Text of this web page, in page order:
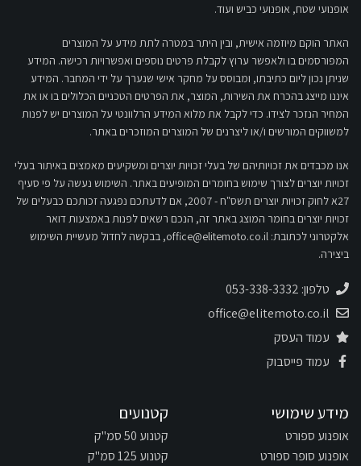
אופנועי שטח, אופנועי כביש ועוד.
האתר הוקם מיוזמה אישית, ובין היתר במטרה לתת מידע על המוצרים
המפורסמים בו ולאפשר ערוץ לקבלת פרטים נוספים ואפשרויות רכישה. המידע
שניתן נכון ליום כתיבתו, ומבוסס על מחקר אישי שנערך על ידי המחבר. המידע
איננו מייצג בהכרח את השירות, המוצר, את הפרטים הטכניים הכלולים בו או את
המחיר הנזכר לצידו. כדי לקבל את מלוא המידע הרלוונטי על המוצרים יש לפנות
למשווקים המורשים ו/או ליצרנים של המוצרים המוזכרים באתר.
אנו מכבדים את זכויותיהם של בעלי זכויות יוצרים ומשקיעים מאמצים באיתור בעלי
זכויות יוצרים לצורך שימוש בחומרים המופיעים באתר. השימוש נעשה על פי סעיף
27א לחוק זכויות יוצרים תשס"ח - 2007, אם לדעתכם נפגעה זכותכם כבעלים של
זכויות יוצרים בחומר המוצג באתר זה, הנכם רשאים לפנות באמצעות דואר
אלקטרוני לכתובת: office@elitemoto.co.il, בבקשה לחדול מעשיית השימוש
ביצירה.
טלפון: 053-338-3332
office@elitemoto.co.il
עמוד העסק
עמוד פייסבוק
מידע שימושי
אופנוע ספורט
אופנוע סופר ספורט
קטנועים
קטנוע 50 סמ"ק
קטנוע 125 סמ"ק